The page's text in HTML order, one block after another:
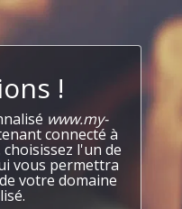
!
www.my-
connecté à
l'un de
vous permettra
votre domaine